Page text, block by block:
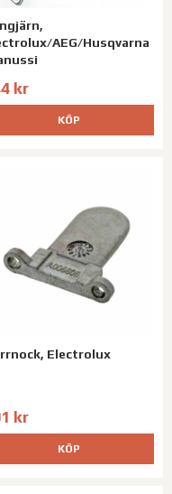
AEG/Husqvarna
kr
KÖP
Electrolux
kr
KÖP